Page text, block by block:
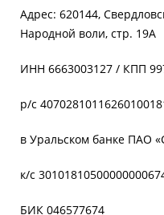
Адрес: 620144,
Народной воли, стр. 19А
ИНН 6663003127 / КПП
р/с
в Уральском банке ПАО
к/с
БИК 046577674